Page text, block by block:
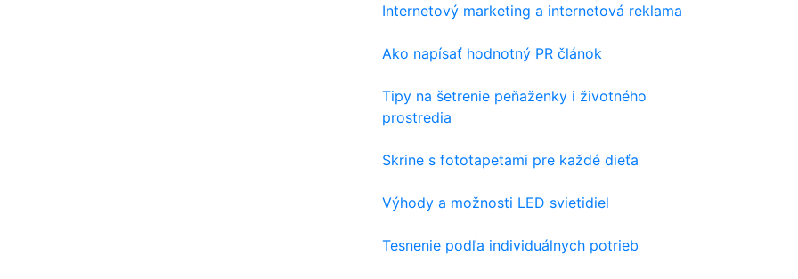
Internetový marketing a internetová reklama
Ako napísať hodnotný PR článok
Tipy na šetrenie peňaženky i životného
prostredia
Skrine s fototapetami pre každé dieťa
Výhody a možnosti LED svietidiel
Tesnenie podľa individuálnych potrieb